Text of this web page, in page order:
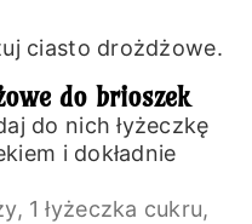
ciasto drożdżowe.
do brioszek
do nich łyżeczkę
i dokładnie
1 łyżeczka cukru,